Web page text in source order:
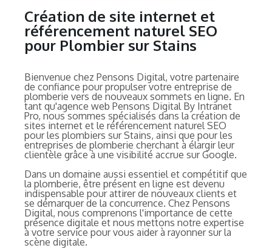
Création de site internet et
référencement naturel SEO
pour Plombier sur Stains
Bienvenue chez Pensons Digital, votre partenaire
de confiance pour propulser votre entreprise de
plomberie vers de nouveaux sommets en ligne. En
tant qu'agence web Pensons Digital By Intranet
Pro, nous sommes spécialisés dans la création de
sites internet et le référencement naturel SEO
pour les plombiers sur Stains, ainsi que pour les
entreprises de plomberie cherchant à élargir leur
clientèle grâce à une visibilité accrue sur Google.
Dans un domaine aussi essentiel et compétitif que
la plomberie, être présent en ligne est devenu
indispensable pour attirer de nouveaux clients et
se démarquer de la concurrence. Chez Pensons
Digital, nous comprenons l'importance de cette
présence digitale et nous mettons notre expertise
à votre service pour vous aider à rayonner sur la
scène digitale.